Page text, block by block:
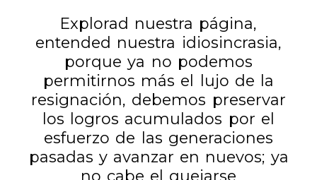
Explorad nuestra página,
entended nuestra idiosincrasia,
porque ya no podemos
permitirnos más el lujo de la
resignación, debemos preservar
los logros acumulados por el
esfuerzo de las generaciones
pasadas y avanzar en nuevos; ya
no cabe el quejarse